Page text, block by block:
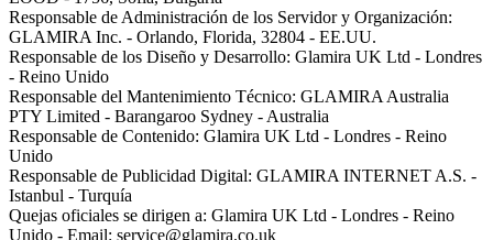
Responsable de Administración de los Servidor y Organización:
GLAMIRA Inc. - Orlando, Florida, 32804 - EE.UU.
Responsable de los Diseño y Desarrollo: Glamira UK Ltd - Londres
- Reino Unido
Responsable del Mantenimiento Técnico: GLAMIRA Australia
PTY Limited - Barangaroo Sydney - Australia
Responsable de Contenido: Glamira UK Ltd - Londres - Reino
Unido
Responsable de Publicidad Digital: GLAMIRA INTERNET A.S. -
Istanbul - Turquía
Quejas oficiales se dirigen a: Glamira UK Ltd - Londres - Reino
Unido - Email: service@glamira.co.uk